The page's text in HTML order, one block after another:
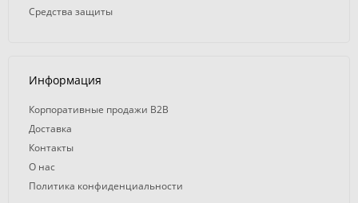
Средства защиты
Информация
Корпоративные продажи B2B
Доставка
Контакты
О нас
Политика конфиденциальности